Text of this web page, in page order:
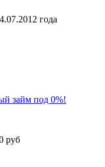
года
займ под 0%!
руб